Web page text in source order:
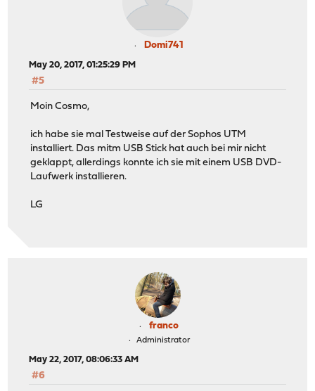
Domi741
May 20, 2017, 01:25:29 PM
#5
Moin Cosmo,
ich habe sie mal Testweise auf der Sophos UTM
installiert. Das mitm USB Stick hat auch bei mir nicht
geklappt, allerdings konnte ich sie mit einem USB DVD-
Laufwerk installieren.
LG
franco
Administrator
May 22, 2017, 08:06:33 AM
#6